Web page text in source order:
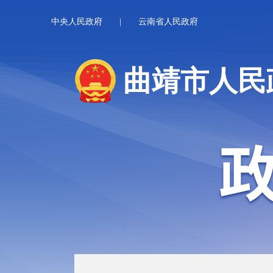
中央人民政府 云南省人民政府
曲靖市人